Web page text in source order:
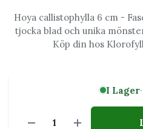
Hoya callistophylla 6 cm -
tjocka blad och unika
Köp din hos
I Lager